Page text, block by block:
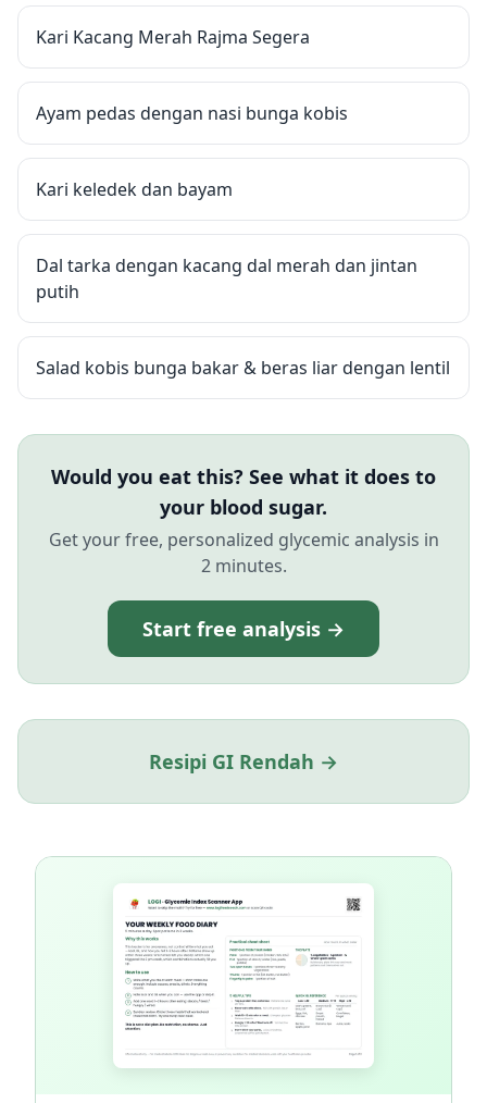
Kari Kacang Merah Rajma Segera
Ayam pedas dengan nasi bunga kobis
Kari keledek dan bayam
Dal tarka dengan kacang dal merah dan jintan
putih
Salad kobis bunga bakar & beras liar dengan lentil
Would you eat this? See what it does to
your blood sugar.
Get your free, personalized glycemic analysis in
2 minutes.
Start free analysis →
Resipi GI Rendah →